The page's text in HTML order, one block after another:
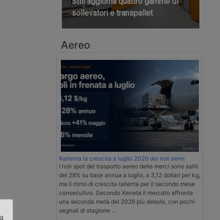
sollevatori e transpallet
Aereo
Rallenta la crescita a luglio 2026 dei noli aerei
I noli spot del trasporto aereo delle merci sono saliti
del 28% su base annua a luglio, a 3,12 dollari per kg,
ma il ritmo di crescita rallenta per il secondo mese
consecutivo. Secondo Xeneta il mercato affronta
una seconda metà del 2026 più debole, con pochi
segnali di stagione …